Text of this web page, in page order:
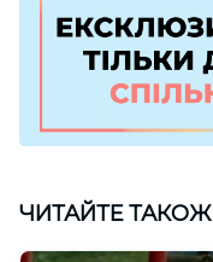
ЧИТАЙТЕ ТАКОЖ